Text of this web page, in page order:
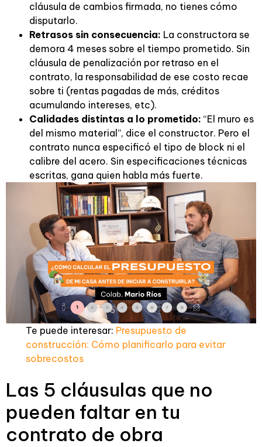
cláusula de cambios firmada, no tienes cómo
disputarlo.
Retrasos sin consecuencia: La constructora se
demora 4 meses sobre el tiempo prometido. Sin
cláusula de penalización por retraso en el
contrato, la responsabilidad de ese costo recae
sobre ti (rentas pagadas de más, créditos
acumulando intereses, etc).
Calidades distintas a lo prometido: “El muro es
del mismo material”, dice el constructor. Pero el
contrato nunca especificó el tipo de block ni el
calibre del acero. Sin especificaciones técnicas
escritas, gana quien habla más fuerte.
Te puede interesar: Presupuesto de
construcción: Cómo planificarlo para evitar
sobrecostos
Las 5 cláusulas que no
pueden faltar en tu
contrato de obra